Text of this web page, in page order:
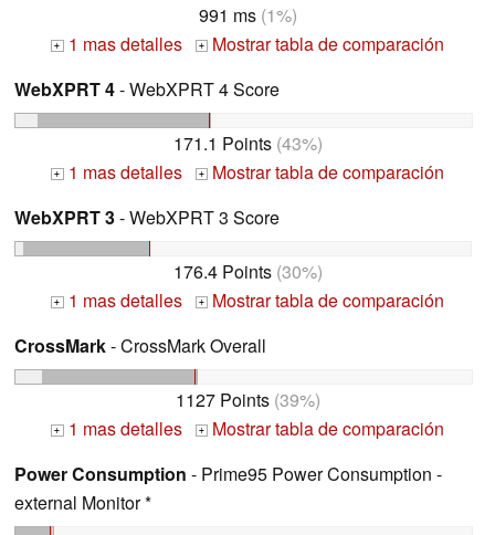
991 ms(1%)
+ 1 mas detalles +
Mostrar tabla de comparación
WebXPRT 4- WebXPRT 4 Score
171.1 Points(43%)
+ 1 mas detalles +
Mostrar tabla de comparación
WebXPRT 3- WebXPRT 3 Score
176.4 Points(30%)
+ 1 mas detalles +
Mostrar tabla de comparación
CrossMark- CrossMark Overall
1127 Points(39%)
+ 1 mas detalles +
Mostrar tabla de comparación
Power Consumption - Prime95 Power Consumption -
external Monitor *